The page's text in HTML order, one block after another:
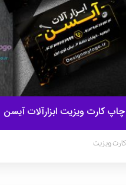
کارت ویزیت ابزارآلات آیسن
ویزیت